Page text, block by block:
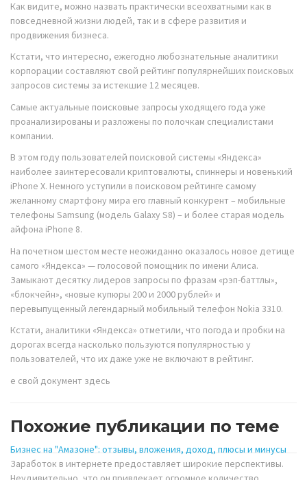
Как видите, можно назвать практически всеохватными как в
повседневной жизни людей, так и в сфере развития и
продвижения бизнеса.
Кстати, что интересно, ежегодно любознательные аналитики
корпорации составляют свой рейтинг популярнейших поисковых
запросов системы за истекшие 12 месяцев.
Самые актуальные поисковые запросы уходящего года уже
проанализированы и разложены по полочкам специалистами
компании.
В этом году пользователей поисковой системы «Яндекса»
наиболее заинтересовали криптовалюты, спиннеры и новенький
iPhone X. Немного уступили в поисковом рейтинге самому
желанному смартфону мира его главный конкурент – мобильные
телефоны Samsung (модель Galaxy S8) – и более старая модель
айфона iPhone 8.
На почетном шестом месте неожиданно оказалось новое детище
самого «Яндекса» — голосовой помощник по имени Алиса.
Замыкают десятку лидеров запросы по фразам «рэп-баттлы»,
«блокчейн», «новые купюры 200 и 2000 рублей» и
перевыпущенный легендарный мобильный телефон Nokia 3310.
Кстати, аналитики «Яндекса» отметили, что погода и пробки на
дорогах всегда насколько пользуются популярностью у
пользователей, что их даже уже не включают в рейтинг.
е свой документ здесь
Похожие публикации по теме
Бизнес на "Амазоне": отзывы, вложения, доход, плюсы и минусы
Заработок в интернете предоставляет широкие перспективы.